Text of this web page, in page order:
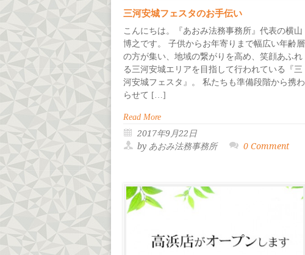
三河安城フェスタのお手伝い
こんにちは。『あおみ法務事務所』代表の横山
博之です。 子供からお年寄りまで幅広い年齢層
の方が集い、地域の繋がりを高め、笑顔あふれ
る三河安城エリアを目指して行われている『三
河安城フェスタ』。 私たちも準備段階から携わ
らせて […]
Read More
2017年9月22日
by あおみ法務事務所
0 Comment